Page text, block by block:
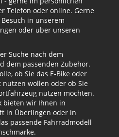
Telefon oder online. Gerne
in unserem
oder über unseren
Suche nach dem
dem passenden Zubehör.
ob Sie das E-Bike oder
wollen oder ob Sie
nutzen möchten.
bieten wir Ihnen in
in Überlingen oder in
passende Fahrradmodell